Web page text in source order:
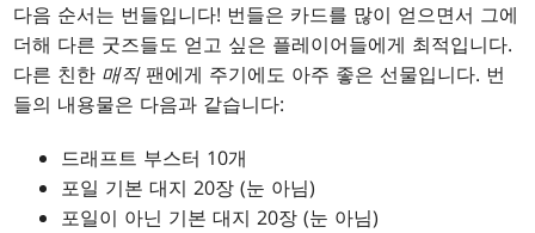
다음 순서는 번들입니다! 번들은 카드를 많이 얻으면서 그에
더해 다른 굿즈들도 얻고 싶은 플레이어들에게 최적입니다.
다른 친한 매직팬에게 주기에도 아주 좋은 선물입니다. 번
들의 내용물은 다음과 같습니다:
드래프트 부스터 10개
포일 기본 대지 20장 (눈 아님)
포일이 아닌 기본 대지 20장 (눈 아님)